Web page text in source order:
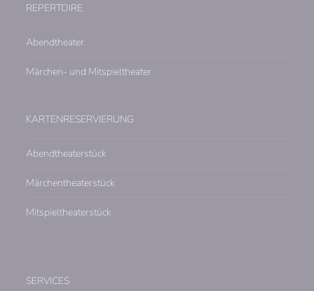
REPERTOIRE
Abendtheater
Märchen- und Mitspieltheater
KARTENRESERVIERUNG
Abendtheaterstück
Märchentheaterstück
Mitspieltheaterstück
SERVICES